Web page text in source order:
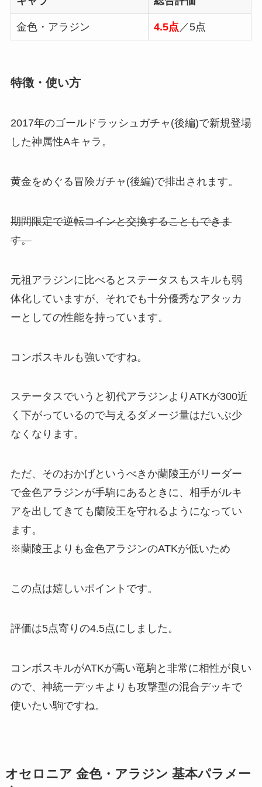
金色・アラジン 4.5点 ／5点
特徴・使い方
2017年のゴールドラッシュガチャ(後編)で新規登場
した神属性Aキャラ。
黄金をめぐる冒険ガチャ(後編)で排出されます。
期間限定で逆転コインと交換することもできま
す。
元祖アラジンに比べるとステータスもスキルも弱
体化していますが、それでも十分優秀なアタッカ
ーとしての性能を持っています。
コンボスキルも強いですね。
ステータスでいうと初代アラジンよりATKが300近
く下がっているので与えるダメージ量はだいぶ少
なくなります。
ただ、そのおかげというべきか蘭陵王がリーダー
で金色アラジンが手駒にあるときに、相手がルキ
アを出してきても蘭陵王を守れるようになってい
ます。
※蘭陵王よりも金色アラジンのATKが低いため
この点は嬉しいポイントです。
評価は5点寄りの4.5点にしました。
コンボスキルがATKが高い竜駒と非常に相性が良い
ので、神統一デッキよりも攻撃型の混合デッキで
使いたい駒ですね。
オセロニア 金色・アラジン 基本パラメー